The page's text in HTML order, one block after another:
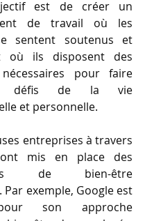
est de créer un
de travail où les
sentent soutenus et
où ils disposent des
pour faire
défis de la vie
et personnelle.
entreprises à travers
mis en place des
de bien-être
Par exemple, Google est
son approche